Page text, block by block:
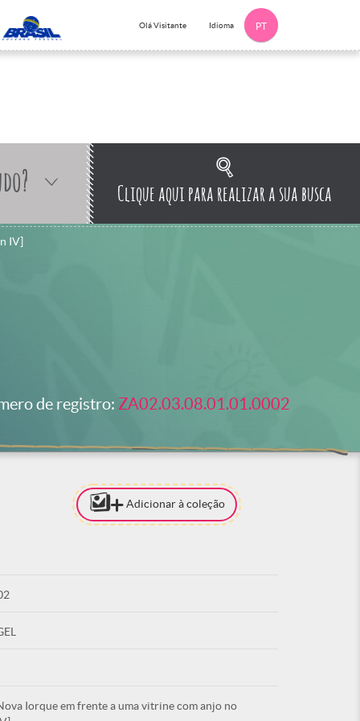
Olá Visitante Idioma PT
Clique aqui para realizar a sua busca
IV]
de registro: ZA02.03.08.01.01.0002
Adicionar à coleção
Iorque em frente a uma vitrine com anjo no